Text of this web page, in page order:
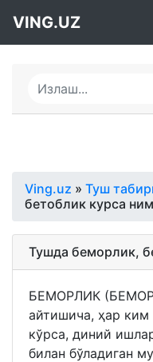
VING.UZ
Ving.uz » Туш
бетоблик курса
Тушда беморлик,
БEМОРЛИК
айтишича, ҳар
кўрса, диний
билан бўладиган